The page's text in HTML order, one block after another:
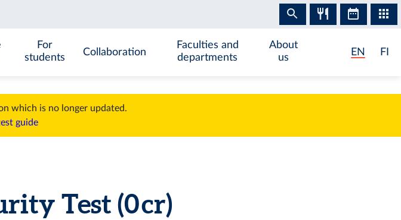
For
students
Collaboration
Faculties and
departments
About
us
EN FI
which is no longer updated.
guide
Test (0 cr)